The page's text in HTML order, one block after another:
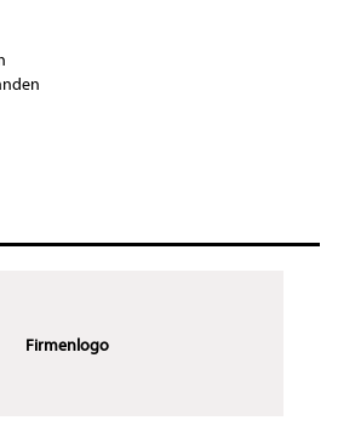
Firmenlogo